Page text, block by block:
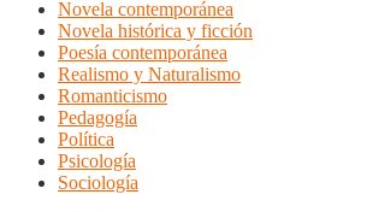
Novela contemporánea
Novela histórica y ficción
Poesía contemporánea
Realismo y Naturalismo
Romanticismo
Pedagogía
Política
Psicología
Sociología